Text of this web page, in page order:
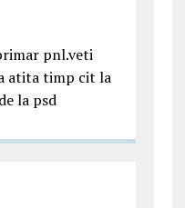
pnl.veti
atita timp cit la
la psd